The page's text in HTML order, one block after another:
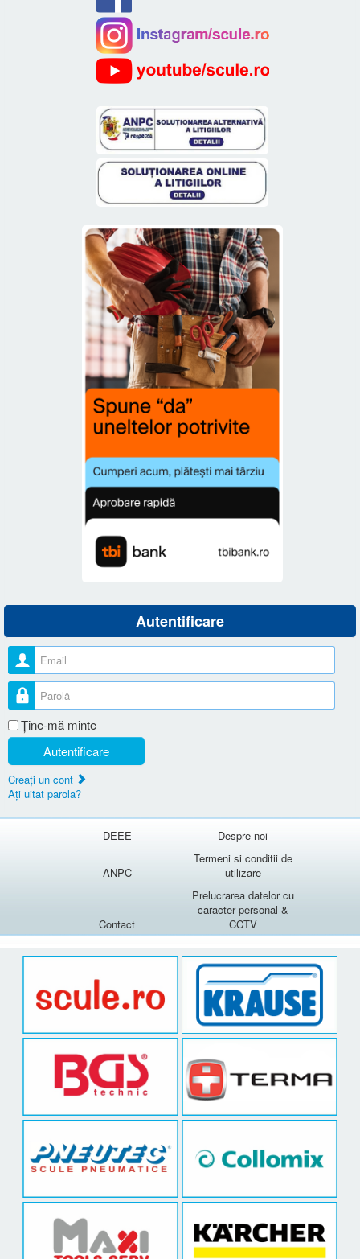
Autentificare
Nume utilizator
Parolă
Ţine-mă minte
Autentificare
Creaţi un cont
Aţi uitat parola?
DEEE Despre noi
ANPC
Termeni si conditii de
utilizare
Contact
Prelucrarea datelor cu
caracter personal &
CCTV